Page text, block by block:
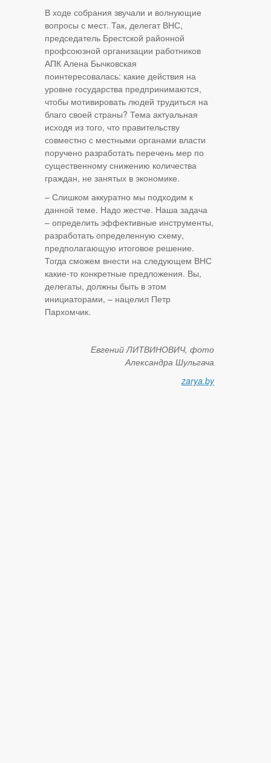
В ходе собрания звучали и волнующие
вопросы с мест. Так, делегат ВНС,
председатель Брестской районной
профсоюзной организации работников
АПК Алена Бычковская
поинтересовалась: какие действия на
уровне государства предпринимаются,
чтобы мотивировать людей трудиться на
благо своей страны? Тема актуальная
исходя из того, что правительству
совместно с местными органами власти
поручено разработать перечень мер по
существенному снижению количества
граждан, не занятых в экономике.
– Слишком аккуратно мы подходим к
данной теме. Надо жестче. Наша задача
– определить эффективные инструменты,
разработать определенную схему,
предполагающую итоговое решение.
Тогда сможем внести на следующем ВНС
какие-то конкретные предложения. Вы,
делегаты, должны быть в этом
инициаторами, – нацелил Петр
Пархомчик.
Евгений ЛИТВИНОВИЧ, фото
Александра Шульгача
zarya.by